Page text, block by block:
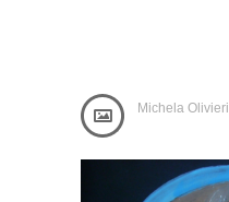
Michela Olivieri